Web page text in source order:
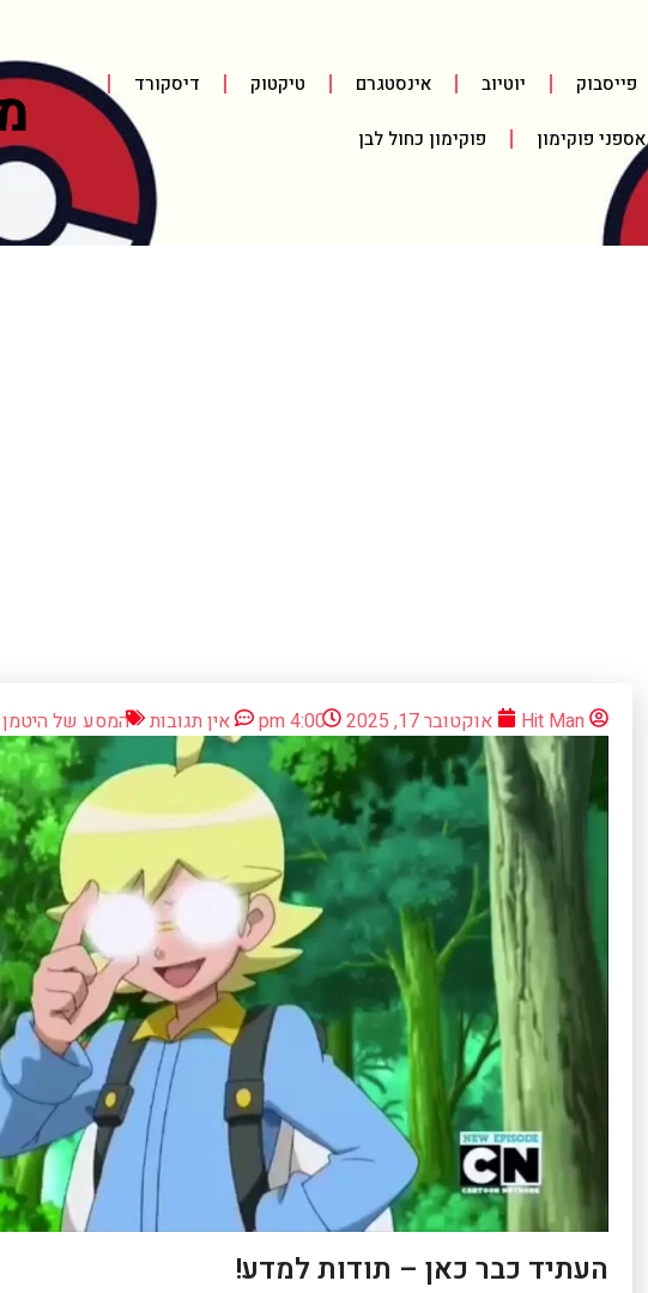
פייסבוק יוטיוב אינסטגרם טיקטוק דיסקורד
אספני פוקימון פוקימון כחול לבן
Hit Man אוקטובר 17, 2025 4:00 pm אין תגובות המסע של היטמן
העתיד כבר כאן – תודות למדע!